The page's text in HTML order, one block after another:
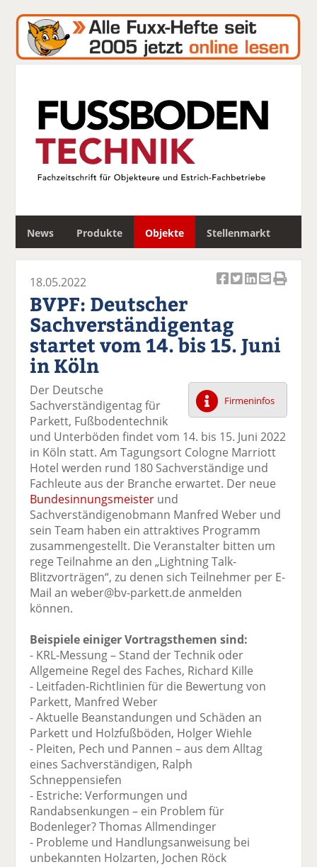
News Produkte Objekte Stellenmarkt
c
k
el
a
F
ac
e
b
o
o
k
il
e
n
k
el
t
tt
er
n
el
a
Li
n
k
e
di
n
te
e
n
el
p
E
m
ai
l
v
er
se
d
e
n
el
D
ck
e
n
18.05.2022
BVPF: Deutscher
Sachverständigentag
startet vom 14. bis 15. Juni
in Köln
Firmeninfos
Der Deutsche
Sachverständigentag für
Parkett, Fußbodentechnik
und Unterböden findet vom 14. bis 15. Juni 2022
in Köln statt. Am Tagungsort Cologne Marriott
Hotel werden rund 180 Sachverständige und
Fachleute aus der Branche erwartet. Der neue
Bundesinnungsmeister und
Sachverständigenobmann Manfred Weber und
sein Team haben ein attraktives Programm
zusammengestellt. Die Veranstalter bitten um
rege Teilnahme an den „Lightning Talk-
Blitzvorträgen“, zu denen sich Teilnehmer per E-
Mail an weber@bv-parkett.de anmelden
können.
Beispiele einiger Vortragsthemen sind:
- KRL-Messung – Stand der Technik oder
Allgemeine Regel des Faches, Richard Kille
- Leitfaden-Richtlinien für die Bewertung von
Parkett, Manfred Weber
- Aktuelle Beanstandungen und Schäden an
Parkett und Holzfußböden, Holger Wiehle
- Pleiten, Pech und Pannen – aus dem Alltag
eines Sachverständigen, Ralph
Schneppensiefen
- Estriche: Verformungen und
Randabsenkungen – ein Problem für
Bodenleger? Thomas Allmendinger
- Probleme und Handlungsanweisung bei
unbekannten Holzarten, Jochen Röck